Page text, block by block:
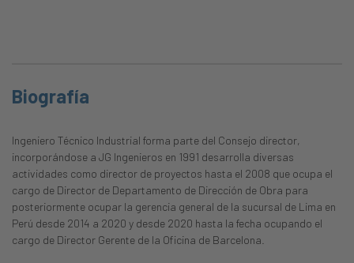
Biografía
Ingeniero Técnico Industrial forma parte del Consejo director,
incorporándose a JG Ingenieros en 1991 desarrolla diversas
actividades como director de proyectos hasta el 2008 que ocupa el
cargo de Director de Departamento de Dirección de Obra para
posteriormente ocupar la gerencia general de la sucursal de Lima en
Perú desde 2014 a 2020 y desde 2020 hasta la fecha ocupando el
cargo de Director Gerente de la Oficina de Barcelona.